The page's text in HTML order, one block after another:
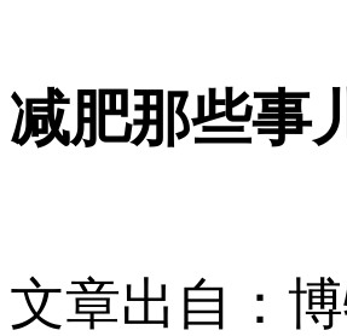
减肥那些事
文章出自：